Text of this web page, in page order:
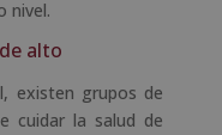
nivel.
alto
existen grupos de
cuidar la salud de